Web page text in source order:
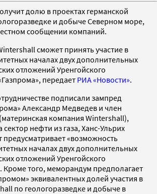
долю в проектах германской
и добыче Северном море,
сообщении компаний.
сможет принять участие в
началах двух дополнительных
отложений Уренгойского
передает РИА «Новости».
подписали зампред
Александр Медведев и член
компания Wintershall),
сектор нефти из газа, Ханс-Ульрих
предусматривает «возможность
началах двух дополнительных
отложений Уренгойского
Кроме того, меморандум предполагает
эквивалентных долей участия в
по геологоразведке и добыче в